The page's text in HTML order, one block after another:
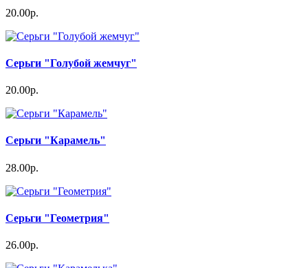
20.00р.
Серьги "Голубой жемчуг"
20.00р.
Серьги "Карамель"
28.00р.
Серьги "Геометрия"
26.00р.